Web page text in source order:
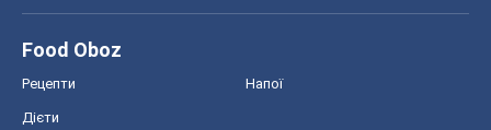
Food Oboz
Рецепти Напої
Дієти